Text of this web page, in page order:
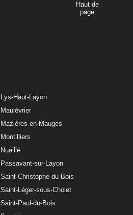
Haut de
page
Lys-Haut-Layon
Maulévrier
Mazières-en-Mauges
Montilliers
Nuaillé
Passavant-sur-Layon
Saint-Christophe-du-Bois
Saint-Léger-sous-Cholet
Saint-Paul-du-Bois